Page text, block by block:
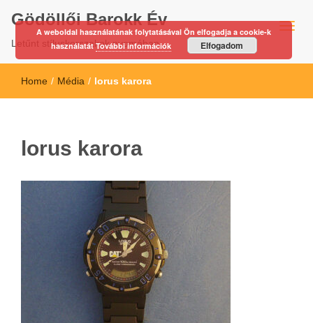
Gödöllői Barokk Év
Letűnt stíluskorszakok nyomában…
Home / Média / lorus karora
lorus karora
A weboldal használatának folytatásával Ön elfogadja a cookie-k
használatátTovábbi információk Elfogadom